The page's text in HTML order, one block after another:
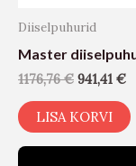
Diiselpuhurid
Master
1176,76€ 941,41 €
LISA KORVI